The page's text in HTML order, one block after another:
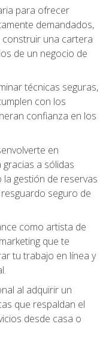
para ofrecer
demandados,
una cartera
de un negocio de
técnicas seguras,
con los
confianza en los
en
a sólidas
la gestión de reservas
seguro de
como artista de
que te
tu trabajo en línea y
al adquirir un
que respaldan el
desde casa o